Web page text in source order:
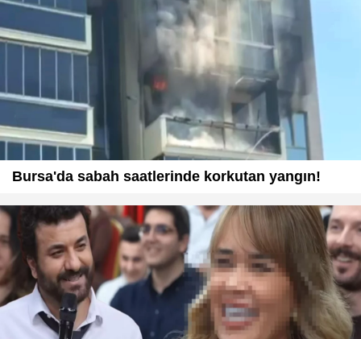
Bursa'da sabah saatlerinde korkutan yangın!